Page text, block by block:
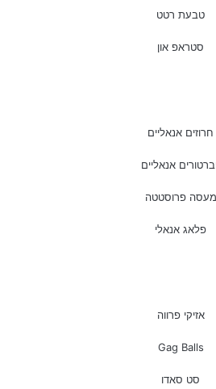
טבעת רטט
סטראפ און
חרוזים אנאליים
אנאליים
מעסה פרוסטטה
פלאג אנאלי
אזיקי פרווה
Gag Balls
סט סאדו